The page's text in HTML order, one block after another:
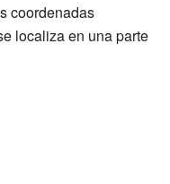
coordenadas
localiza en una parte